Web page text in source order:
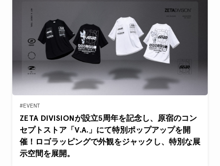
#EVENT
ZETA DIVISIONが設立5周年を記念し、原宿のコン
セプトストア「V.A.」にて特別ポップアップを開
催！ロゴラッピングで外観をジャックし、特別な展
示空間を展開。